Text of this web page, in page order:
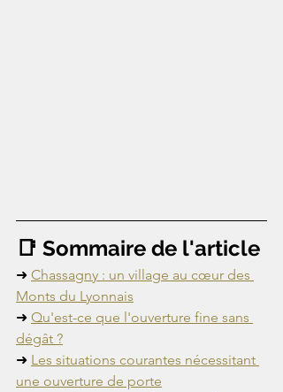
📑 Sommaire de l'article
➜ Chassagny : un village au cœur des
Monts du Lyonnais
➜ Qu'est-ce que l'ouverture fine sans
dégât ?
➜ Les situations courantes nécessitant
une ouverture de porte